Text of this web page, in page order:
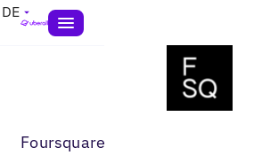
DE
Foursquare